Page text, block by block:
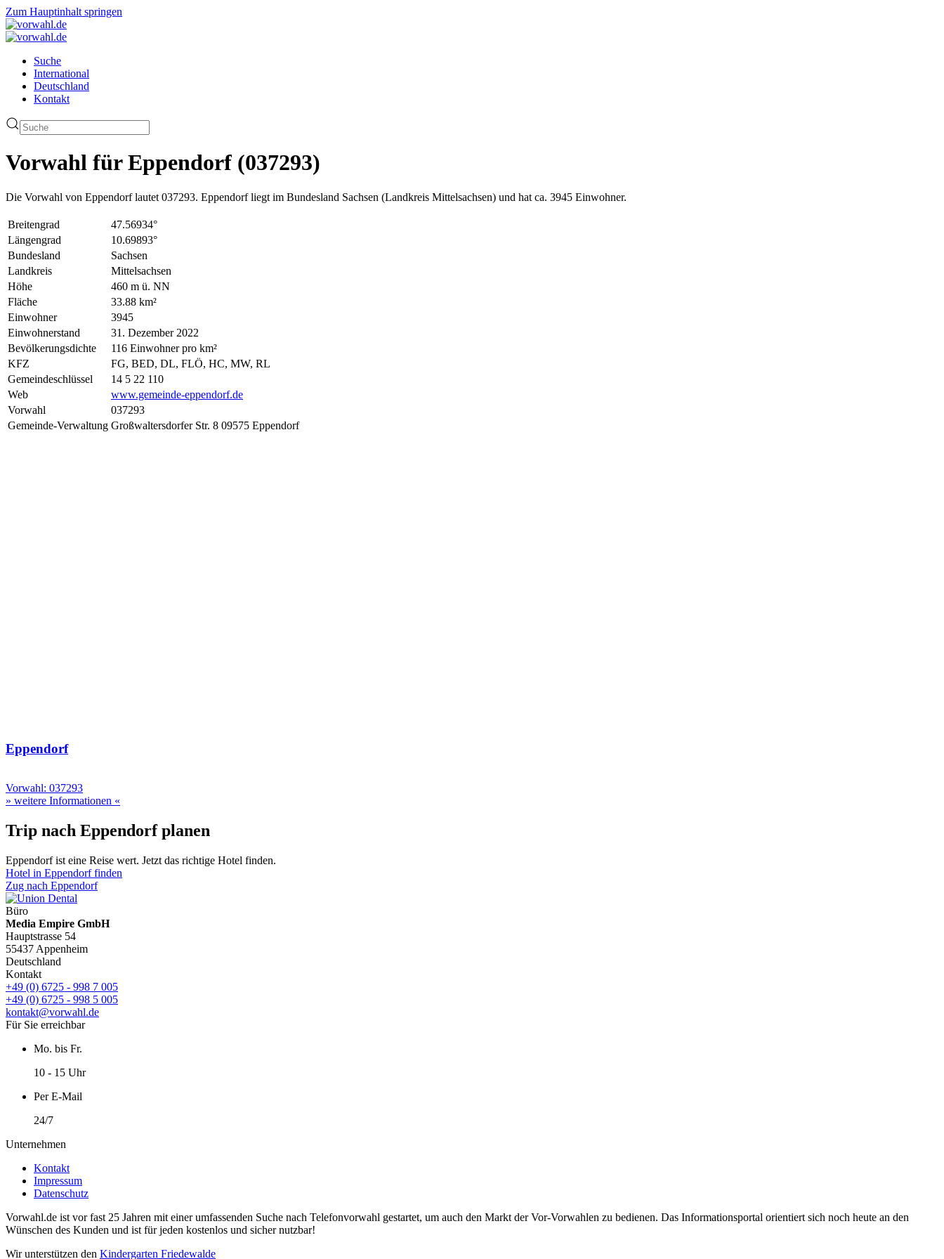
Zum Hauptinhalt springen
Suche
International
Deutschland
Kontakt
Vorwahl für Eppendorf (037293)
Die Vorwahl von Eppendorf lautet 037293. Eppendorf liegt im Bundesland Sachsen (Landkreis Mittelsachsen) und hat ca. 3945 Einwohner.
Breitengrad
47.56934°
Längengrad
10.69893°
Bundesland
Sachsen
Landkreis
Mittelsachsen
Höhe
460 m ü. NN
Fläche
33.88 km²
Einwohner
3945
Einwohnerstand
31. Dezember 2022
Bevölkerungsdichte
116 Einwohner pro km²
KFZ
FG, BED, DL, FLÖ, HC, MW, RL
Gemeindeschlüssel
14 5 22 110
Web
www.gemeinde-eppendorf.de
Vorwahl
037293
Gemeinde-Verwaltung Großwaltersdorfer Str. 8 09575 Eppendorf
Eppendorf
Vorwahl: 037293
» weitere Informationen «
Trip nach Eppendorf planen
Eppendorf ist eine Reise wert. Jetzt das richtige Hotel finden.
Hotel in Eppendorf finden
Zug nach Eppendorf
Büro
Media Empire GmbH
Hauptstrasse 54
55437 Appenheim
Deutschland
Kontakt
+49 (0) 6725 - 998 7 005
+49 (0) 6725 - 998 5 005
kontakt@vorwahl.de
Für Sie erreichbar
Mo. bis Fr.
10 - 15 Uhr
Per E-Mail
24/7
Unternehmen
Kontakt
Impressum
Datenschutz
Vorwahl.de ist vor fast 25 Jahren mit einer umfassenden Suche nach Telefonvorwahl gestartet, um auch den Markt der Vor-Vorwahlen zu bedienen. Das Informationsportal orientiert sich noch heute an den
Wünschen des Kunden und ist für jeden kostenlos und sicher nutzbar!
Wir unterstützen den Kindergarten Friedewalde